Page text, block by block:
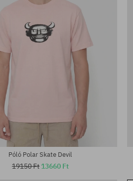
Póló Polar Skate Devil
19150 Ft 13660 Ft